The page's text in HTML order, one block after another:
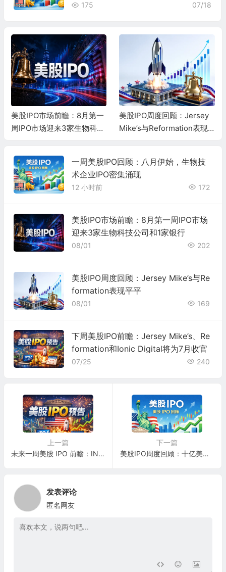
07/18
175
美股IPO市场前瞻：8月第一
周IPO市场迎来3家生物科技
美股IPO周度回顾：Jersey
Mike’s与Reformation表现
一周美股IPO回顾：八月伊始，生物技
术企业IPO密集涌现
12 小时前 172
美股IPO市场前瞻：8月第一周IPO市场
迎来3家生物科技公司和1家银行
08/01 202
美股IPO周度回顾：Jersey Mike’s与Re
formation表现平平
08/01 169
下周美股IPO前瞻：Jersey Mike’s、Re
formation和Ionic Digital将为7月收官
07/25 240
上一篇
未来一周美股 IPO 前瞻：INNIO Holding、Quantinuum 等 7 家企业集中上市，AI 算力、量子计算与能源赛道成焦点
下一篇
美股IPO周度回顾：十亿美元级发动机 INIO 与量子计算企业 QNT IPO上市
发表评论
匿名网友